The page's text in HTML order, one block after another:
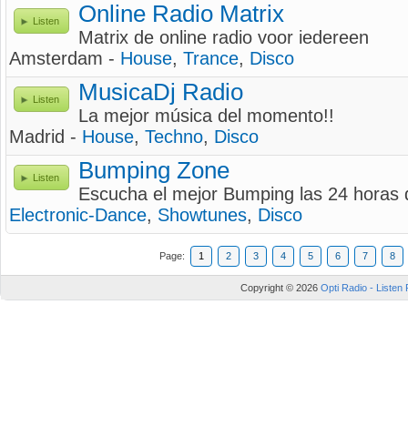
Listen Online Radio Matrix
Matrix de online radio voor iedereen
Amsterdam - House, Trance, Disco
Listen MusicaDj Radio
La mejor música del momento!!
Madrid - House, Techno, Disco
Listen Bumping Zone
Escucha el mejor Bumping las 24 horas
Electronic-Dance, Showtunes, Disco
Page: 1 2 3 4 5 6 7 8
Copyright © 2026 Opti Radio - Listen